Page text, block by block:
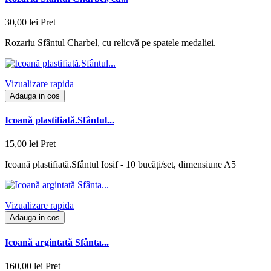
30,00 lei Pret
Rozariu Sfântul Charbel, cu relicvă pe spatele medaliei.
Vizualizare rapida
Adauga in cos
Icoană plastifiată.Sfântul...
15,00 lei Pret
Icoană plastifiată.Sfântul Iosif - 10 bucăți/set, dimensiune A5
Vizualizare rapida
Adauga in cos
Icoană argintată Sfânta...
160,00 lei Pret